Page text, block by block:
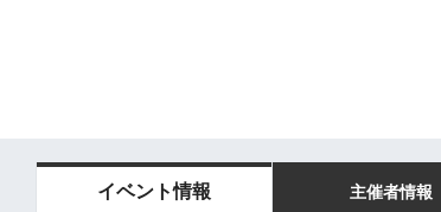
イベント情報 主催者情報